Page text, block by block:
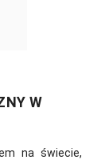
W
na świecie,